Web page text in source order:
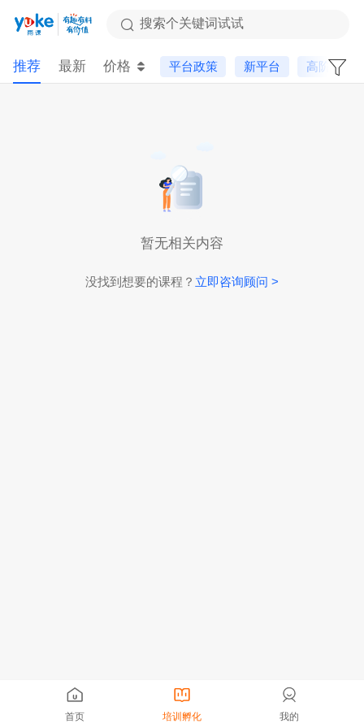
搜索个关键词试试
推荐 最新 价格 平台政策 新平台 高阶课
暂无相关内容
没找到想要的课程？ 立即咨询顾问 >
首页 培训孵化 我的